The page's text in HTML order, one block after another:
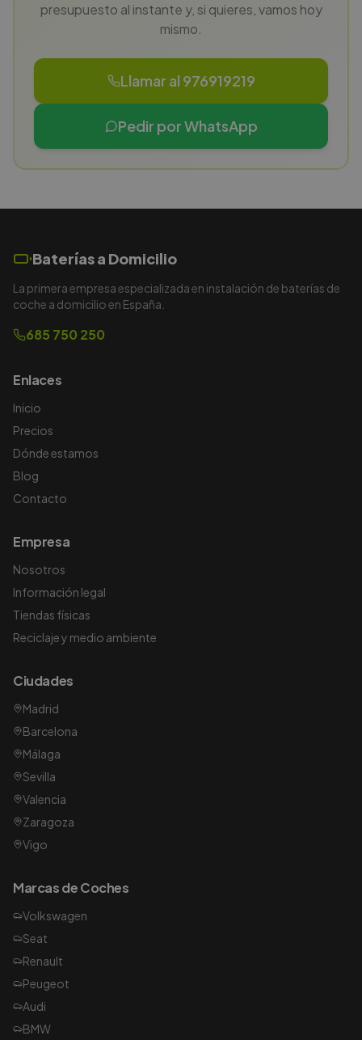
presupuesto al instante y, si quieres, vamos hoy
mismo.
Llamar al 976919219
Pedir por WhatsApp
Baterías a Domicilio
La primera empresa especializada en instalación de baterías de
coche a domicilio en España.
685 750 250
Enlaces
Inicio
Precios
Dónde estamos
Blog
Contacto
Empresa
Nosotros
Información legal
Tiendas físicas
Reciclaje y medio ambiente
Ciudades
Madrid
Barcelona
Málaga
Sevilla
Valencia
Zaragoza
Vigo
Marcas de Coches
Volkswagen
Seat
Renault
Peugeot
Audi
BMW